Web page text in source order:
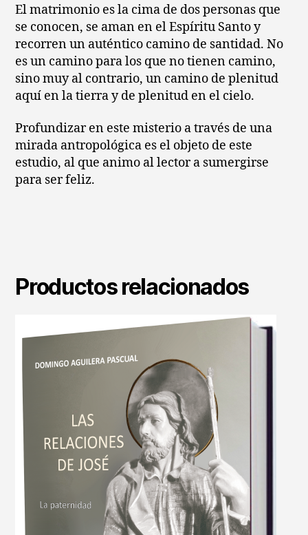
El matrimonio es la cima de dos personas que
se conocen, se aman en el Espíritu Santo y
recorren un auténtico camino de santidad. No
es un camino para los que no tienen camino,
sino muy al contrario, un camino de plenitud
aquí en la tierra y de plenitud en el cielo.
Profundizar en este misterio a través de una
mirada antropológica es el objeto de este
estudio, al que animo al lector a sumergirse
para ser feliz.
Productos relacionados